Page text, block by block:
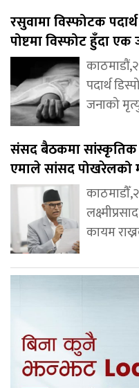
रसुवामा विस्फोटक
पोष्टमा विस्फोट हुँदा
पदार्थ
जनाको
संसद बैठकमा सांस्कृतिक
एमाले सांसद पोखरेलको
कायम